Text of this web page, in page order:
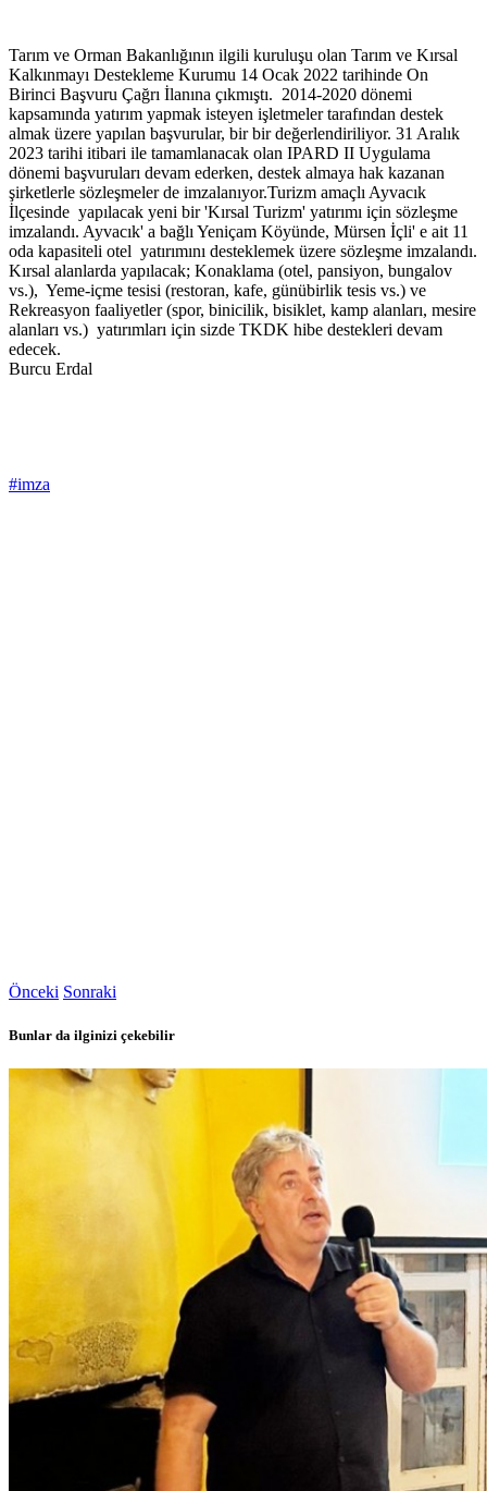
Tarım ve Orman Bakanlığının ilgili kuruluşu olan Tarım ve Kırsal
Kalkınmayı Destekleme Kurumu 14 Ocak 2022 tarihinde On
Birinci Başvuru Çağrı İlanına çıkmıştı. 2014-2020 dönemi
kapsamında yatırım yapmak isteyen işletmeler tarafından destek
almak üzere yapılan başvurular, bir bir değerlendiriliyor. 31 Aralık
2023 tarihi itibari ile tamamlanacak olan IPARD II Uygulama
dönemi başvuruları devam ederken, destek almaya hak kazanan
şirketlerle sözleşmeler de imzalanıyor.Turizm amaçlı Ayvacık
İlçesinde yapılacak yeni bir 'Kırsal Turizm' yatırımı için sözleşme
imzalandı. Ayvacık' a bağlı Yeniçam Köyünde, Mürsen İçli' e ait 11
oda kapasiteli otel yatırımını desteklemek üzere sözleşme imzalandı.
Kırsal alanlarda yapılacak; Konaklama (otel, pansiyon, bungalov
vs.), Yeme-içme tesisi (restoran, kafe, günübirlik tesis vs.) ve
Rekreasyon faaliyetler (spor, binicilik, bisiklet, kamp alanları, mesire
alanları vs.) yatırımları için sizde TKDK hibe destekleri devam
edecek.
Burcu Erdal
#imza
Önceki Sonraki
Bunlar da ilginizi çekebilir